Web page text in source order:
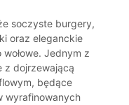
soczyste burgery,
oraz eleganckie
Jednym z
z dojrzewającą
będące
wyrafinowanych